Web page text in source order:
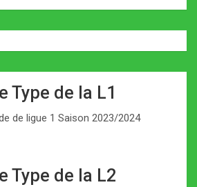
Type de la L1
de ligue 1 Saison 2023/2024
Type de la L2